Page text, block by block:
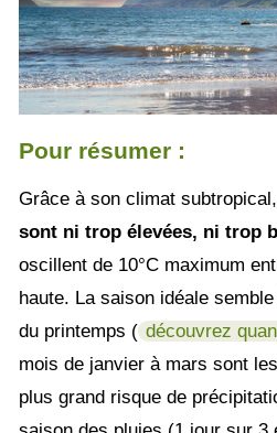
Pour résumer :
Grâce à son climat subtropical,
sont ni trop élevées, ni trop
oscillent de 10°C maximum
haute. La saison idéale
du printemps ( découvrez
mois de janvier à mars sont
plus grand risque de